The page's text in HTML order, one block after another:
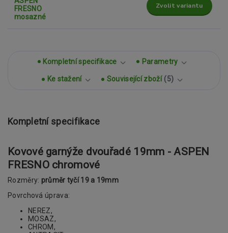
Zvolit variantu
Kompletní specifikace Parametry
Ke stažení Související zboží 5
Kompletní specifikace
Kovové garnýže dvouřadé 19mm - ASPEN
FRESNO chromové
Rozměry: průměr tyčí 19 a 19mm
Povrchová úprava:
NEREZ,
MOSAZ,
CHROM,